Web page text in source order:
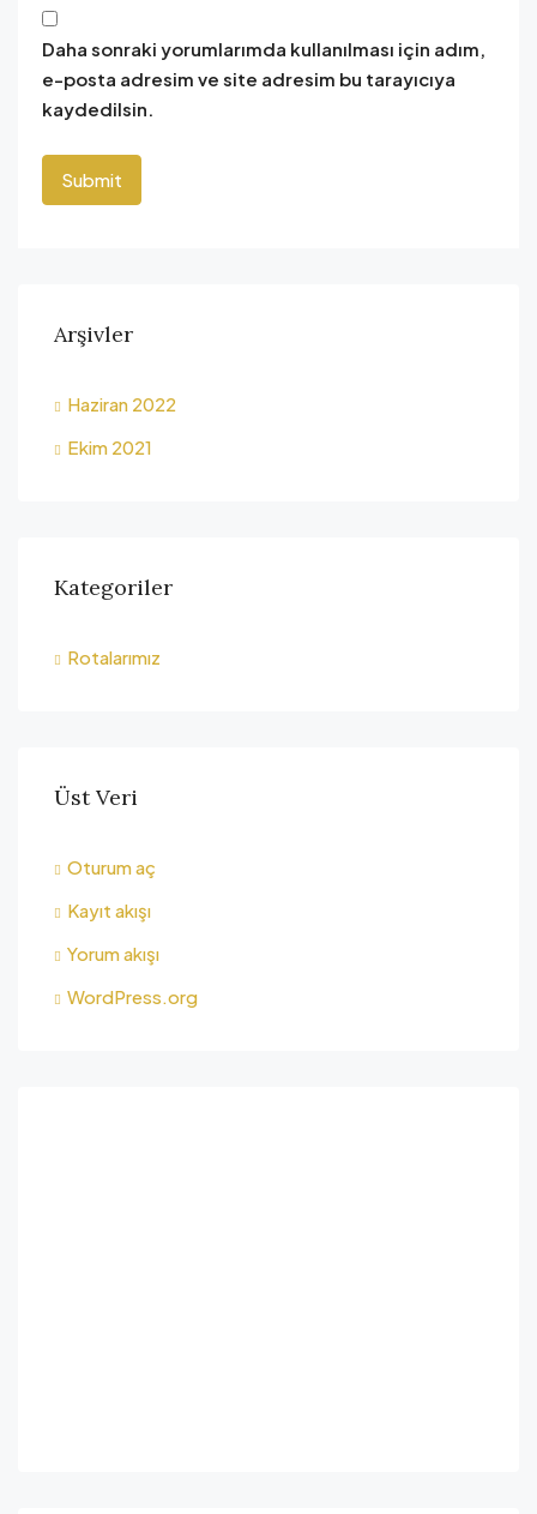
Daha sonraki yorumlarımda kullanılması için adım,
e-posta adresim ve site adresim bu tarayıcıya
kaydedilsin.
Arşivler
Haziran 2022
Ekim 2021
Kategoriler
Rotalarımız
Üst Veri
Oturum aç
Kayıt akışı
Yorum akışı
WordPress.org